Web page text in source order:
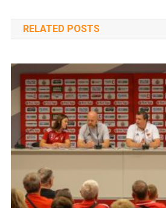
RELATED POSTS